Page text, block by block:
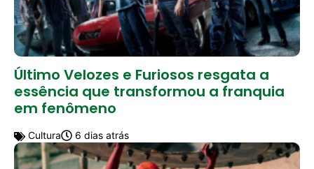
Último Velozes e Furiosos resgata a
essência que transformou a franquia
em fenômeno
Cultura 6 dias atrás